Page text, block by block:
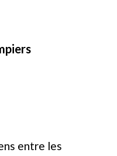
entre les